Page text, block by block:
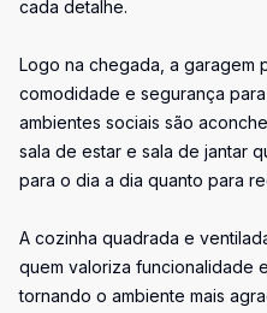
cada detalhe.
Logo na chegada, a garagem
comodidade e segurança
ambientes sociais são
sala de estar e sala de jantar
para o dia a dia quanto para
A cozinha quadrada e
quem valoriza funcionalidade
tornando o ambiente mais